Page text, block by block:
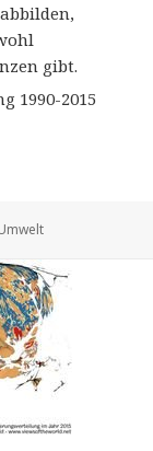
gibt.
und schrumpft